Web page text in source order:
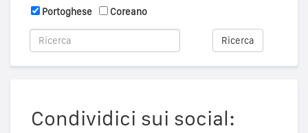
Portoghese
Coreano
Ricerca
Condividici sui social: